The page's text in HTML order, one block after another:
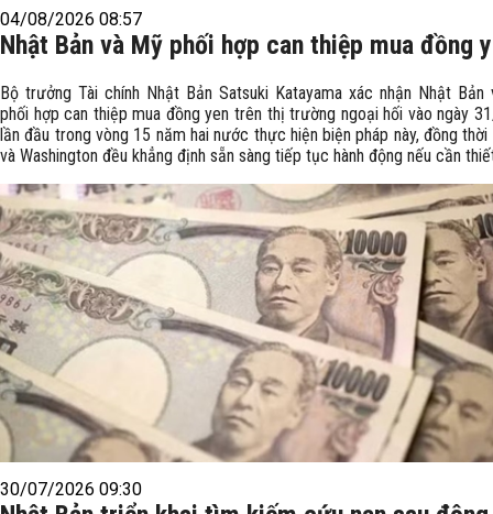
04/08/2026 08:57
Nhật Bản và Mỹ phối hợp can thiệp mua đồng
Bộ trưởng Tài chính Nhật Bản Satsuki Katayama xác nhận Nhật Bản
phối hợp can thiệp mua đồng yen trên thị trường ngoại hối vào ngày
lần đầu trong vòng 15 năm hai nước thực hiện biện pháp này, đồng
và Washington đều khẳng định sẵn sàng tiếp tục hành động nếu cần
30/07/2026 09:30